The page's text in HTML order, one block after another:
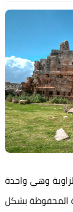
وهي واحدة
المحفوظة بشكل